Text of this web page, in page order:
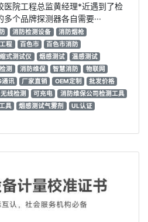
医院工程总监黄经理*近遇到了检
个品牌探测器各自需要···
消防检测设备
消防烟枪
程 百色市
百色市消防
式测试仪 烟感测试
温感测试
测 消防维保 智慧消防
物联网
通讯 厂家直销 OEM定制
批发价格
无线检测 可充电
消防维保公司检测工具
具 烟感测试气雾剂
UL认证